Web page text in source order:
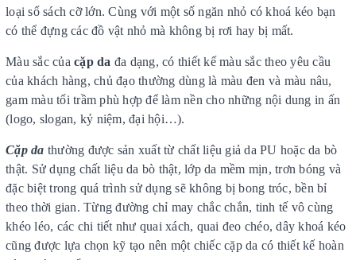
loại sổ sách cỡ lớn. Cùng với một số ngăn nhỏ có khoá kéo bạn
có thể đựng các đồ vật nhỏ mà không bị rơi hay bị mất.
Màu sắc của cặp da đa dạng, có thiết kế màu sắc theo yêu cầu
của khách hàng, chủ đạo thường dùng là màu đen và màu nâu,
gam màu tối trầm phù hợp để làm nền cho những nội dung in ấn
(logo, slogan, kỷ niệm, đại hội…).
Cặp da thường được sản xuất từ chất liệu giả da PU hoặc da bò
thật. Sử dụng chất liệu da bò thật, lớp da mềm mịn, trơn bóng và
đặc biệt trong quá trình sử dụng sẽ không bị bong tróc, bền bỉ
theo thời gian. Từng đường chỉ may chắc chắn, tinh tế vô cùng
khéo léo, các chi tiết như quai xách, quai đeo chéo, dây khoá kéo
cũng được lựa chọn kỹ tạo nên một chiếc cặp da có thiết kế hoàn